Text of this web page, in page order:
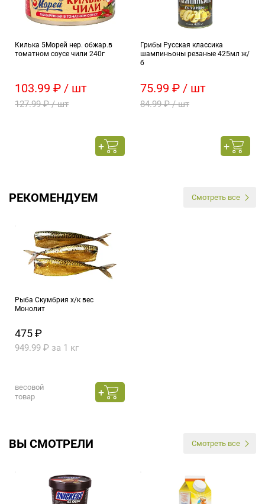
Килька 5Морей нер. обжар.в
томатном соусе чили 240г
103.99 ₽ / шт
127.99 ₽ / шт
Грибы Русская классика
шампиньоны резаные 425мл ж/
б
75.99 ₽ / шт
84.99 ₽ / шт
РЕКОМЕНДУЕМ Смотреть все
Рыба Скумбрия х/к вес
Монолит
475 ₽
949.99 ₽ за 1 кг
весовой
товар
ВЫ СМОТРЕЛИ Смотреть все